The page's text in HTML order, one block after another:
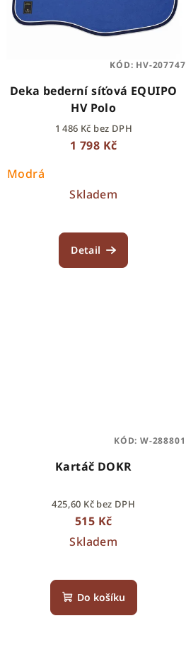
Deka bederní síťová EQUIPO
HV Polo
1 486 Kč bez DPH
1 798 Kč
Modrá
Skladem
Detail
KÓD: HV-207747
Kartáč DOKR
425,60 Kč bez DPH
515 Kč
Skladem
Do košíku
KÓD:W-288801